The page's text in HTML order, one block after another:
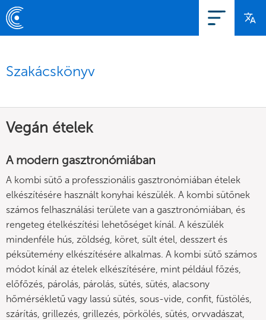
Szakácskönyv
Vegán ételek
A modern gasztronómiában
A kombi sütő a professzionális gasztronómiában ételek
elkészítésére használt konyhai készülék. A kombi sütőnek
számos felhasználási területe van a gasztronómiában, és
rengeteg ételkészítési lehetőséget kínál. A készülék
mindenféle hús, zöldség, köret, sült étel, desszert és
péksütemény elkészítésére alkalmas. A kombi sütő számos
módot kínál az ételek elkészítésére, mint például főzés,
előfőzés, párolás, párolás, sütés, sütés, alacsony
hőmérsékletű vagy lassú sütés, sous-vide, confit, füstölés,
szárítás, grillezés, grillezés, pörkölés, sütés, orvvadászat,